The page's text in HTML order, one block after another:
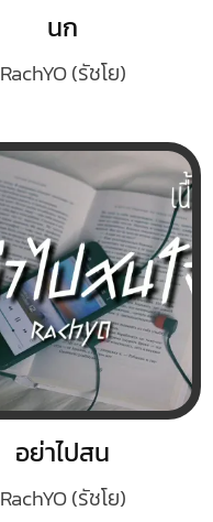
นก
RachYO (รัชโย)
อย่าไปสน
RachYO (รัชโย)